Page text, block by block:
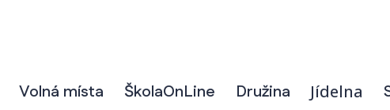
Volná místa ŠkolaOnLine Družina Jídelna